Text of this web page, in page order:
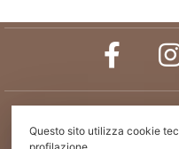
CONSORZIO VERA
Questo sito utilizza cookie